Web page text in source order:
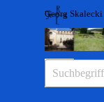
Direkt zum Seiteninhalt
Georg